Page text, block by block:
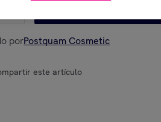
porPostquam Cosmetic
este artículo